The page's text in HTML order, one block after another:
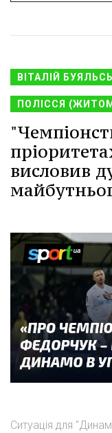
ВІТАЛІЙ
ПОЛІССЯ
висловив
Ситуація для